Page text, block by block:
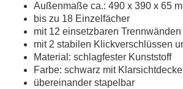
Außenmaße ca.: 490 x 390 x 65
bis zu 18 Einzelfächer
mit 12 einsetzbaren
mit 2 stabilen Klickverschlüssen
Material: schlagfester Kunststoff
Farbe: schwarz mit Klarsichtdeckel
übereinander stapelbar